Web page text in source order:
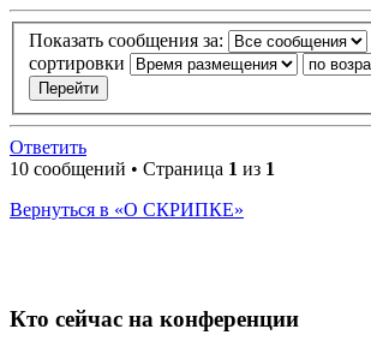
Показать сообщения за:
сортировки
Ответить
10 сообщений • Страница 1 из 1
Вернуться в «О СКРИПКЕ»
Кто сейчас на конференции